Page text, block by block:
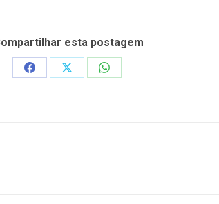
esta postagem
Share
Share
Share